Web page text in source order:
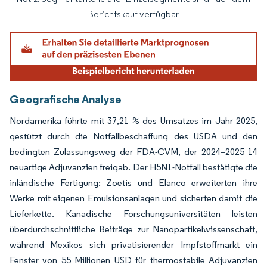
Bild © Mordor Intelligence. Wiederverwendung erfordert Namensnennung
Berichtskauf verfügbar
Geografische Analyse
Nordamerika führte mit 37,21 % des Umsatzes im Jahr 2025,
gestützt durch die Notfallbeschaffung des USDA und den
bedingten Zulassungsweg der FDA-CVM, der 2024–2025 14
neuartige Adjuvanzien freigab. Der H5N1-Notfall bestätigte die
inländische Fertigung: Zoetis und Elanco erweiterten ihre
Werke mit eigenen Emulsionsanlagen und sicherten damit die
Lieferkette. Kanadische Forschungsuniversitäten leisten
überdurchschnittliche Beiträge zur Nanopartikelwissenschaft,
während Mexikos sich privatisierender Impfstoffmarkt ein
Fenster von 55 Millionen USD für thermostabile Adjuvanzien